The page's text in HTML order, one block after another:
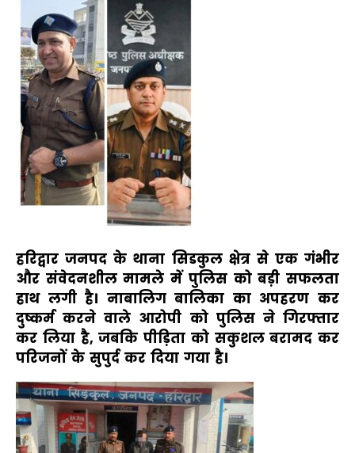
हरिद्वार जनपद के थाना सिडकुल क्षेत्र से एक गंभीर
और संवेदनशील मामले में पुलिस को बड़ी सफलता
हाथ लगी है। नाबालिग बालिका का अपहरण कर
दुष्कर्म करने वाले आरोपी को पुलिस ने गिरफ्तार
कर लिया है, जबकि पीड़िता को सकुशल बरामद कर
परिजनों के सुपुर्द कर दिया गया है।